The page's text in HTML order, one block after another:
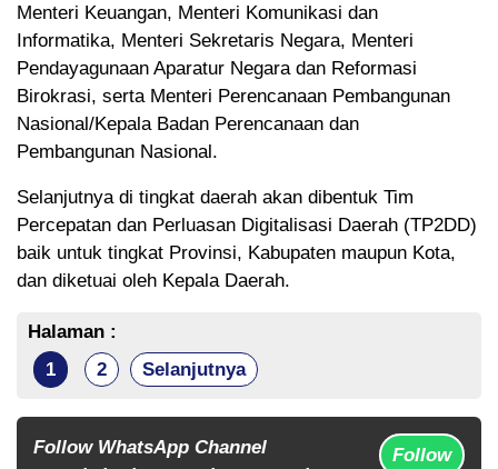
Menteri Keuangan, Menteri Komunikasi dan
Informatika, Menteri Sekretaris Negara, Menteri
Pendayagunaan Aparatur Negara dan Reformasi
Birokrasi, serta Menteri Perencanaan Pembangunan
Nasional/Kepala Badan Perencanaan dan
Pembangunan Nasional.
Selanjutnya di tingkat daerah akan dibentuk Tim
Percepatan dan Perluasan Digitalisasi Daerah (TP2DD)
baik untuk tingkat Provinsi, Kabupaten maupun Kota,
dan diketuai oleh Kepala Daerah.
Halaman :
1
2 Selanjutnya
Follow WhatsApp Channel
Follow